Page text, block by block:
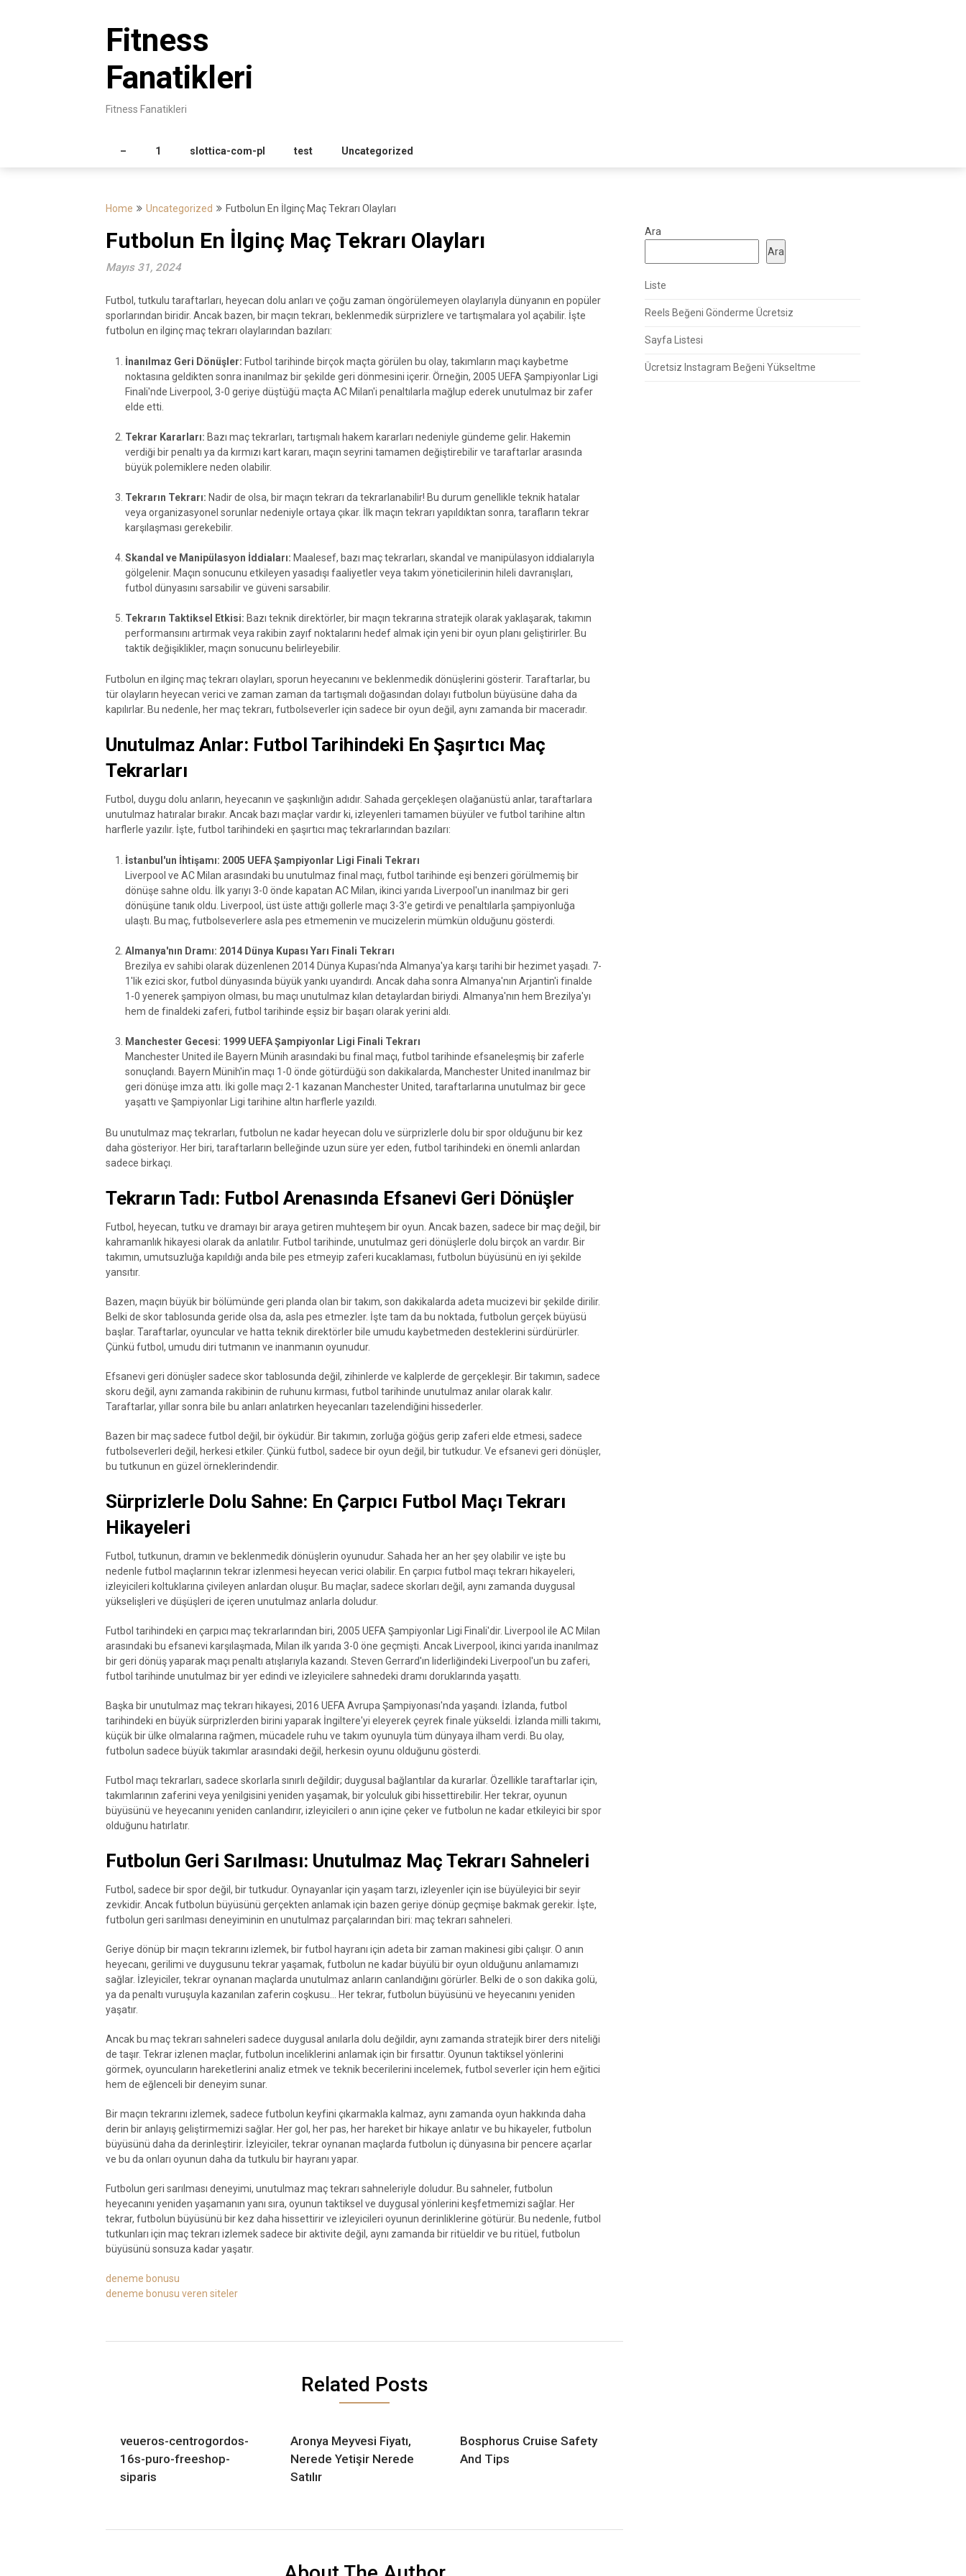
Fitness
Fanatikleri
Fitness Fanatikleri
– 1 slottica-com-pl test Uncategorized
Home Uncategorized Futbolun En İlginç Maç Tekrarı Olayları
Futbolun En İlginç Maç Tekrarı Olayları
Mayıs 31, 2024
Futbol, tutkulu taraftarları, heyecan dolu anları ve çoğu zaman öngörülemeyen olaylarıyla dünyanın en popüler
sporlarından biridir. Ancak bazen, bir maçın tekrarı, beklenmedik sürprizlere ve tartışmalara yol açabilir. İşte
futbolun en ilginç maç tekrarı olaylarından bazıları:
İnanılmaz Geri Dönüşler: Futbol tarihinde birçok maçta görülen bu olay, takımların maçı kaybetme
noktasına geldikten sonra inanılmaz bir şekilde geri dönmesini içerir. Örneğin, 2005 UEFA Şampiyonlar Ligi
Finali'nde Liverpool, 3-0 geriye düştüğü maçta AC Milan'i penaltılarla mağlup ederek unutulmaz bir zafer
elde etti.
Tekrar Kararları: Bazı maç tekrarları, tartışmalı hakem kararları nedeniyle gündeme gelir. Hakemin
verdiği bir penaltı ya da kırmızı kart kararı, maçın seyrini tamamen değiştirebilir ve taraftarlar arasında
büyük polemiklere neden olabilir.
Tekrarın Tekrarı: Nadir de olsa, bir maçın tekrarı da tekrarlanabilir! Bu durum genellikle teknik hatalar
veya organizasyonel sorunlar nedeniyle ortaya çıkar. İlk maçın tekrarı yapıldıktan sonra, tarafların tekrar
karşılaşması gerekebilir.
Skandal ve Manipülasyon İddiaları: Maalesef, bazı maç tekrarları, skandal ve manipülasyon iddialarıyla
gölgelenir. Maçın sonucunu etkileyen yasadışı faaliyetler veya takım yöneticilerinin hileli davranışları,
futbol dünyasını sarsabilir ve güveni sarsabilir.
Tekrarın Taktiksel Etkisi: Bazı teknik direktörler, bir maçın tekrarına stratejik olarak yaklaşarak, takımın
performansını artırmak veya rakibin zayıf noktalarını hedef almak için yeni bir oyun planı geliştirirler. Bu
taktik değişiklikler, maçın sonucunu belirleyebilir.
Futbolun en ilginç maç tekrarı olayları, sporun heyecanını ve beklenmedik dönüşlerini gösterir. Taraftarlar, bu
tür olayların heyecan verici ve zaman zaman da tartışmalı doğasından dolayı futbolun büyüsüne daha da
kapılırlar. Bu nedenle, her maç tekrarı, futbolseverler için sadece bir oyun değil, aynı zamanda bir maceradır.
Unutulmaz Anlar: Futbol Tarihindeki En Şaşırtıcı Maç
Tekrarları
Futbol, duygu dolu anların, heyecanın ve şaşkınlığın adıdır. Sahada gerçekleşen olağanüstü anlar, taraftarlara
unutulmaz hatıralar bırakır. Ancak bazı maçlar vardır ki, izleyenleri tamamen büyüler ve futbol tarihine altın
harflerle yazılır. İşte, futbol tarihindeki en şaşırtıcı maç tekrarlarından bazıları:
İstanbul'un İhtişamı: 2005 UEFA Şampiyonlar Ligi Finali Tekrarı
Liverpool ve AC Milan arasındaki bu unutulmaz final maçı, futbol tarihinde eşi benzeri görülmemiş bir
dönüşe sahne oldu. İlk yarıyı 3-0 önde kapatan AC Milan, ikinci yarıda Liverpool'un inanılmaz bir geri
dönüşüne tanık oldu. Liverpool, üst üste attığı gollerle maçı 3-3'e getirdi ve penaltılarla şampiyonluğa
ulaştı. Bu maç, futbolseverlere asla pes etmemenin ve mucizelerin mümkün olduğunu gösterdi.
Almanya'nın Dramı: 2014 Dünya Kupası Yarı Finali Tekrarı
Brezilya ev sahibi olarak düzenlenen 2014 Dünya Kupası'nda Almanya'ya karşı tarihi bir hezimet yaşadı. 7-
1'lik ezici skor, futbol dünyasında büyük yankı uyandırdı. Ancak daha sonra Almanya'nın Arjantin'i finalde
1-0 yenerek şampiyon olması, bu maçı unutulmaz kılan detaylardan biriydi. Almanya'nın hem Brezilya'yı
hem de finaldeki zaferi, futbol tarihinde eşsiz bir başarı olarak yerini aldı.
Manchester Gecesi: 1999 UEFA Şampiyonlar Ligi Finali Tekrarı
Manchester United ile Bayern Münih arasındaki bu final maçı, futbol tarihinde efsaneleşmiş bir zaferle
sonuçlandı. Bayern Münih'in maçı 1-0 önde götürdüğü son dakikalarda, Manchester United inanılmaz bir
geri dönüşe imza attı. İki golle maçı 2-1 kazanan Manchester United, taraftarlarına unutulmaz bir gece
yaşattı ve Şampiyonlar Ligi tarihine altın harflerle yazıldı.
Bu unutulmaz maç tekrarları, futbolun ne kadar heyecan dolu ve sürprizlerle dolu bir spor olduğunu bir kez
daha gösteriyor. Her biri, taraftarların belleğinde uzun süre yer eden, futbol tarihindeki en önemli anlardan
sadece birkaçı.
Tekrarın Tadı: Futbol Arenasında Efsanevi Geri Dönüşler
Futbol, heyecan, tutku ve dramayı bir araya getiren muhteşem bir oyun. Ancak bazen, sadece bir maç değil, bir
kahramanlık hikayesi olarak da anlatılır. Futbol tarihinde, unutulmaz geri dönüşlerle dolu birçok an vardır. Bir
takımın, umutsuzluğa kapıldığı anda bile pes etmeyip zaferi kucaklaması, futbolun büyüsünü en iyi şekilde
yansıtır.
Bazen, maçın büyük bir bölümünde geri planda olan bir takım, son dakikalarda adeta mucizevi bir şekilde dirilir.
Belki de skor tablosunda geride olsa da, asla pes etmezler. İşte tam da bu noktada, futbolun gerçek büyüsü
başlar. Taraftarlar, oyuncular ve hatta teknik direktörler bile umudu kaybetmeden desteklerini sürdürürler.
Çünkü futbol, umudu diri tutmanın ve inanmanın oyunudur.
Efsanevi geri dönüşler sadece skor tablosunda değil, zihinlerde ve kalplerde de gerçekleşir. Bir takımın, sadece
skoru değil, aynı zamanda rakibinin de ruhunu kırması, futbol tarihinde unutulmaz anılar olarak kalır.
Taraftarlar, yıllar sonra bile bu anları anlatırken heyecanları tazelendiğini hissederler.
Bazen bir maç sadece futbol değil, bir öyküdür. Bir takımın, zorluğa göğüs gerip zaferi elde etmesi, sadece
futbolseverleri değil, herkesi etkiler. Çünkü futbol, sadece bir oyun değil, bir tutkudur. Ve efsanevi geri dönüşler,
bu tutkunun en güzel örneklerindendir.
Sürprizlerle Dolu Sahne: En Çarpıcı Futbol Maçı Tekrarı
Hikayeleri
Futbol, tutkunun, dramın ve beklenmedik dönüşlerin oyunudur. Sahada her an her şey olabilir ve işte bu
nedenle futbol maçlarının tekrar izlenmesi heyecan verici olabilir. En çarpıcı futbol maçı tekrarı hikayeleri,
izleyicileri koltuklarına çivileyen anlardan oluşur. Bu maçlar, sadece skorları değil, aynı zamanda duygusal
yükselişleri ve düşüşleri de içeren unutulmaz anlarla doludur.
Futbol tarihindeki en çarpıcı maç tekrarlarından biri, 2005 UEFA Şampiyonlar Ligi Finali'dir. Liverpool ile AC Milan
arasındaki bu efsanevi karşılaşmada, Milan ilk yarıda 3-0 öne geçmişti. Ancak Liverpool, ikinci yarıda inanılmaz
bir geri dönüş yaparak maçı penaltı atışlarıyla kazandı. Steven Gerrard'ın liderliğindeki Liverpool'un bu zaferi,
futbol tarihinde unutulmaz bir yer edindi ve izleyicilere sahnedeki dramı doruklarında yaşattı.
Başka bir unutulmaz maç tekrarı hikayesi, 2016 UEFA Avrupa Şampiyonası'nda yaşandı. İzlanda, futbol
tarihindeki en büyük sürprizlerden birini yaparak İngiltere'yi eleyerek çeyrek finale yükseldi. İzlanda milli takımı,
küçük bir ülke olmalarına rağmen, mücadele ruhu ve takım oyunuyla tüm dünyaya ilham verdi. Bu olay,
futbolun sadece büyük takımlar arasındaki değil, herkesin oyunu olduğunu gösterdi.
Futbol maçı tekrarları, sadece skorlarla sınırlı değildir; duygusal bağlantılar da kurarlar. Özellikle taraftarlar için,
takımlarının zaferini veya yenilgisini yeniden yaşamak, bir yolculuk gibi hissettirebilir. Her tekrar, oyunun
büyüsünü ve heyecanını yeniden canlandırır, izleyicileri o anın içine çeker ve futbolun ne kadar etkileyici bir spor
olduğunu hatırlatır.
Futbolun Geri Sarılması: Unutulmaz Maç Tekrarı Sahneleri
Futbol, sadece bir spor değil, bir tutkudur. Oynayanlar için yaşam tarzı, izleyenler için ise büyüleyici bir seyir
zevkidir. Ancak futbolun büyüsünü gerçekten anlamak için bazen geriye dönüp geçmişe bakmak gerekir. İşte,
futbolun geri sarılması deneyiminin en unutulmaz parçalarından biri: maç tekrarı sahneleri.
Geriye dönüp bir maçın tekrarını izlemek, bir futbol hayranı için adeta bir zaman makinesi gibi çalışır. O anın
heyecanı, gerilimi ve duygusunu tekrar yaşamak, futbolun ne kadar büyülü bir oyun olduğunu anlamamızı
sağlar. İzleyiciler, tekrar oynanan maçlarda unutulmaz anların canlandığını görürler. Belki de o son dakika golü,
ya da penaltı vuruşuyla kazanılan zaferin coşkusu… Her tekrar, futbolun büyüsünü ve heyecanını yeniden
yaşatır.
Ancak bu maç tekrarı sahneleri sadece duygusal anılarla dolu değildir, aynı zamanda stratejik birer ders niteliği
de taşır. Tekrar izlenen maçlar, futbolun inceliklerini anlamak için bir fırsattır. Oyunun taktiksel yönlerini
görmek, oyuncuların hareketlerini analiz etmek ve teknik becerilerini incelemek, futbol severler için hem eğitici
hem de eğlenceli bir deneyim sunar.
Bir maçın tekrarını izlemek, sadece futbolun keyfini çıkarmakla kalmaz, aynı zamanda oyun hakkında daha
derin bir anlayış geliştirmemizi sağlar. Her gol, her pas, her hareket bir hikaye anlatır ve bu hikayeler, futbolun
büyüsünü daha da derinleştirir. İzleyiciler, tekrar oynanan maçlarda futbolun iç dünyasına bir pencere açarlar
ve bu da onları oyunun daha da tutkulu bir hayranı yapar.
Futbolun geri sarılması deneyimi, unutulmaz maç tekrarı sahneleriyle doludur. Bu sahneler, futbolun
heyecanını yeniden yaşamanın yanı sıra, oyunun taktiksel ve duygusal yönlerini keşfetmemizi sağlar. Her
tekrar, futbolun büyüsünü bir kez daha hissettirir ve izleyicileri oyunun derinliklerine götürür. Bu nedenle, futbol
tutkunları için maç tekrarı izlemek sadece bir aktivite değil, aynı zamanda bir ritüeldir ve bu ritüel, futbolun
büyüsünü sonsuza kadar yaşatır.
deneme bonusu
deneme bonusu veren siteler
Related Posts
veueros-centrogordos-
16s-puro-freeshop-
siparis
Aronya Meyvesi Fiyatı,
Nerede Yetişir Nerede
Satılır
Bosphorus Cruise Safety
And Tips
Ara
Ara
Liste
Reels Beğeni Gönderme Ücretsiz
Sayfa Listesi
Ücretsiz Instagram Beğeni Yükseltme